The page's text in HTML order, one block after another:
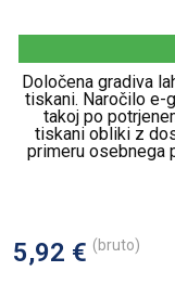
Določena gradiva
tiskani. Naročilo e-
takoj po
tiskani obliki z
primeru osebnega
5,92 € (bruto)